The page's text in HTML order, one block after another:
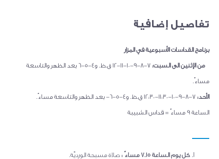
تفاصيل إضافية
برنامج القداسات الأسبوعية في المزار
من الإثنين الى السبت: 7-8-9-10-11-12 ق.ظ. و4-5-6 بعد الظهر والتاسعة
مساءً.
الأحد:
الساعة 9 مساءً = قداس الشبيبة
كل يوم الساعة 7.15 مساءً :
صلاة مسبحة الورديّة.